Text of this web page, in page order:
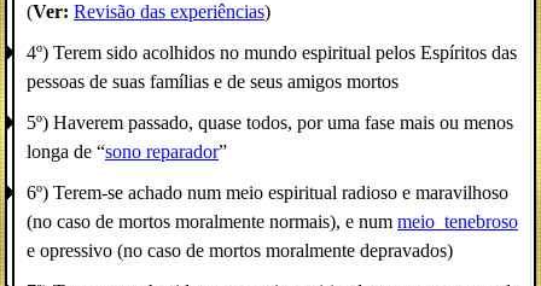
(Ver: Revisão das experiências)
4º) Terem sido acolhidos no mundo espiritual pelos Espíritos das
pessoas de suas famílias e de seus amigos mortos
5º) Haverem passado, quase todos, por uma fase mais ou menos
longa de “sono reparador”
6º) Terem-se achado num meio espiritual radioso e maravilhoso
(no caso de mortos moralmente normais), e num meio_tenebroso
e opressivo (no caso de mortos moralmente depravados)